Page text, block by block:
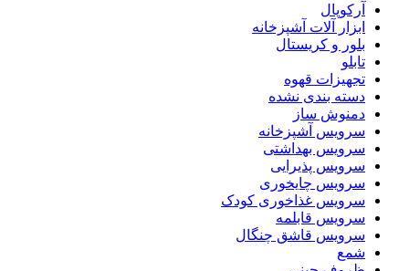
آرکوپال
ابزار آلات آشپزخانه
بلور و کریستال
تابلو
تجهیزات قهوه
دسته بندی نشده
دمنوش ساز
سرویس آشپزخانه
سرویس بهداشتی
سرویس پذیرایی
سرویس چایخوری
سرویس غذاخوری کودک
سرویس قابلمه
سرویس قاشق چنگال
شمع